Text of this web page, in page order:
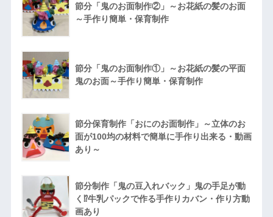
節分「鬼のお面制作②」～お花紙の髪のお面
～手作り簡単・保育制作
節分「鬼のお面制作①」～お花紙の髪の平面
鬼のお面～手作り簡単・保育制作
節分保育制作「おにのお面制作」～立体のお
面が100均の材料で簡単に手作り出来る・動画
あり～
節分制作「鬼の豆入れバック」鬼の手足が動
く⁉牛乳パックで作る手作りカバン・作り方動
画あり